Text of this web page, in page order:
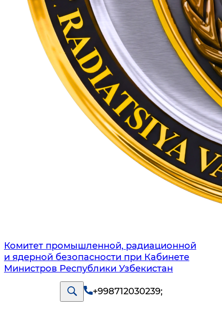
Комитет промышленной, радиационной
и ядерной безопасности при Кабинете
Министров Республики Узбекистан
+998712030239;